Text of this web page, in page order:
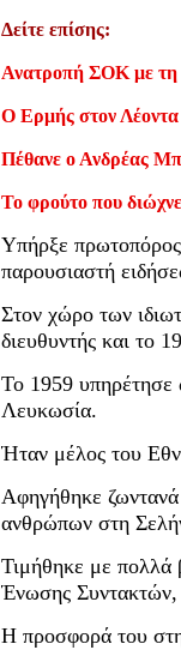
Δείτε επίσης:
Ανατροπή ΣΟΚ με τη
Ο Ερμής στον Λέοντα
Πέθανε ο Ανδρέας
Το φρούτο που
Υπήρξε
παρουσιαστή
Στον χώρο των
διευθυντής και το
Το 1959 υπηρέτησε
Λευκωσία.
Ήταν μέλος του
Αφηγήθηκε
ανθρώπων στη
Τιμήθηκε με πολλά
Ένωσης
Η προσφορά του στη